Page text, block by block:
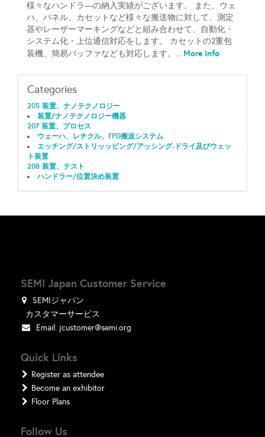
様々なハンドラ―の納入実績がございます。 また、ウェ
ハ、パネル、カセットなど様々な搬送物に対して、測定
器やレーザーマーキングなどと組み合わせて、自動化・
システム化・上位通信対応をします。 カセットの2重包
装機、簡易バッファなども対応します。... More Info
Categories
205 装置、ナノテクノロジー
装置/ナノテクノロジー機器
207 装置、プロセス
ウェーハ、レチクル、FPD搬送システム
エッチング/ストリッッピング/アッシング-ドライ及びウェッ
ト装置
208 装置、テスト
ハンドラー/位置決め装置
SEMI Japan Customer Service
SEMIジャパン
カスタマーサービス
Email: jcustomer@semi.org
Quick Links
Register as attendee
Become an exhibitor
Floor Plans
Follow Us